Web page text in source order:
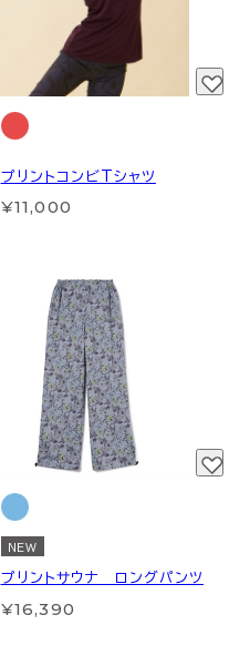
プリントコンビTシャツ
¥11,000
NEW
プリントサウナ ロングパンツ
¥16,390